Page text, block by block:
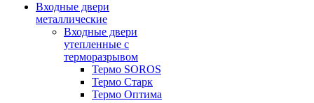
Входные двери
металлические
Входные двери
утепленные с
терморазрывом
Термо SOROS
Термо Старк
Термо Оптима